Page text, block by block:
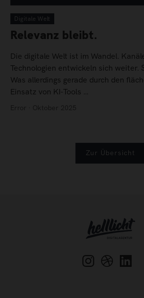
Digitale Welt
Relevanz bleibt.
Die digitale Welt ist im Wandel.
Technologien entwickeln sich weiter.
Was allerdings gerade durch den
Einsatz von KI-Tools …
Zur Übersicht